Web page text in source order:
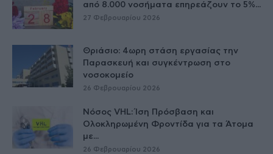
από 8.000 νοσήματα επηρεάζουν το 5%...
27 Φεβρουαρίου 2026
Θριάσιο: 4ωρη στάση εργασίας την
Παρασκευή και συγκέντρωση στο
νοσοκομείο
26 Φεβρουαρίου 2026
Νόσος VHL: Ίση Πρόσβαση και
Ολοκληρωμένη Φροντίδα για τα Άτομα
με...
26 Φεβρουαρίου 2026